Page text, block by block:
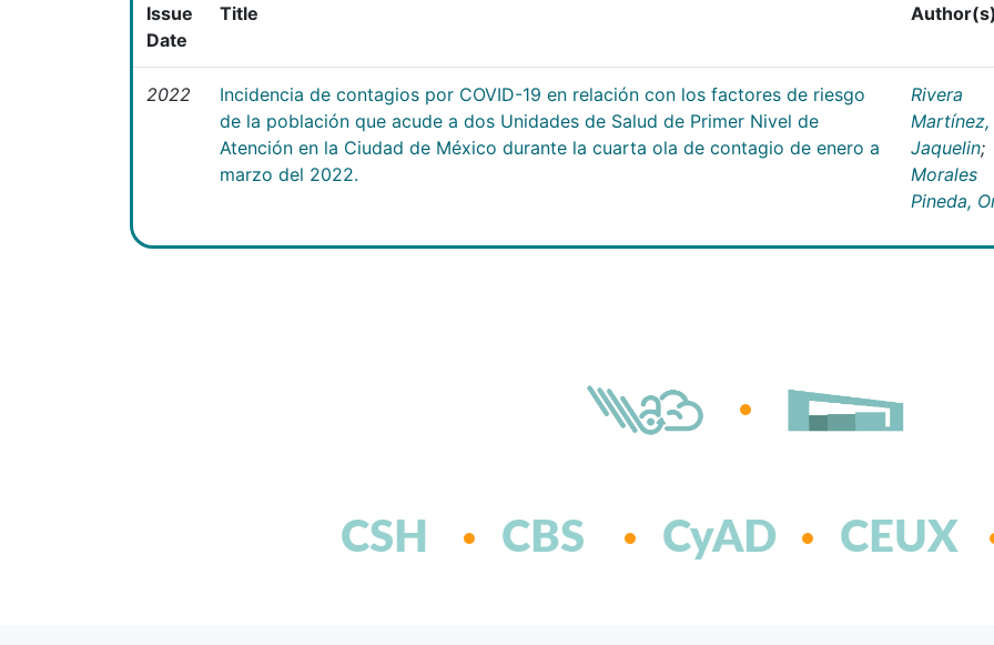
Issue
Date
Title
2022
Incidencia de contagios por COVID-19 en relación con los factores de riesgo
de la población que acude a dos Unidades de Salud de Primer Nivel de
Atención en la Ciudad de México durante la cuarta ola de contagio de enero a
marzo del 2022.
Rivera
Martínez,
Jaquelin;
Morales
Pineda,
CSH CBS CyAD CEUX